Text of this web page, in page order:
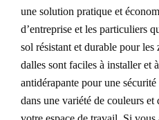
une solution pratique et
d’entreprise et les particuliers
sol résistant et durable pour les
dalles sont faciles à installer et
antidérapante pour une
dans une variété de couleurs